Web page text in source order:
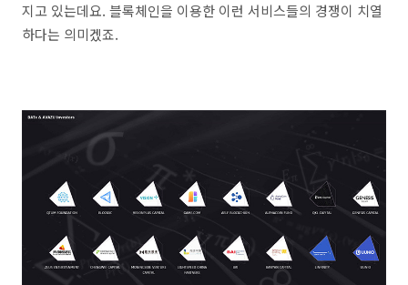
지고 있는데요. 블록체인을 이용한 이런 서비스들의 경쟁이 치열
하다는 의미겠죠.